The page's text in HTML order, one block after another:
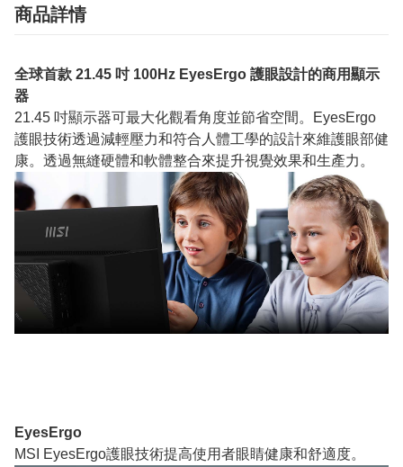
商品詳情
全球首款 21.45 吋 100Hz EyesErgo 護眼設計的商用顯示
器
21.45 吋顯示器可最大化觀看角度並節省空間。EyesErgo
護眼技術透過減輕壓力和符合人體工學的設計來維護眼部健
康。透過無縫硬體和軟體整合來提升視覺效果和生產力。
EyesErgo
MSI EyesErgo護眼技術提高使用者眼睛健康和舒適度。